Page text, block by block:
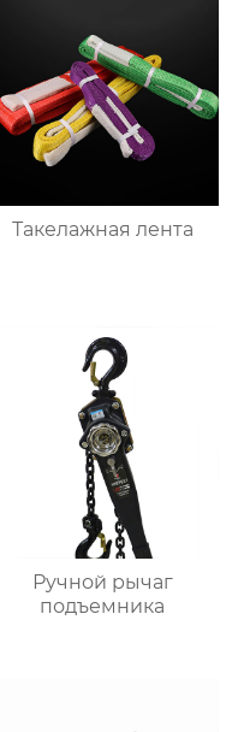
Такелажная лента
Ручной рычаг
подъемника